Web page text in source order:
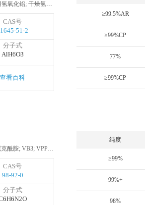
别名: 氢氧化铝溶胶; NC3302型催化剂用氢氧化铝; 干燥氢氧化铝凝胶; 铝的水化物; 水化氧化铝; 氢氧化铝凝胶; 氢氧化铝,76.5%MIN
CAS号
51-2
分子式
AlH6O3
查看百科
≥99.5%AR
≥99%CP
77%
≥99%CP
别名: 烟碱酰胺; 维生素B3; 维生素PP; 尼克酰胺; VB3; VPP; 3-吡啶甲酰胺
CAS号
98-92-0
分子式
纯度
≥99%
99%+
98%